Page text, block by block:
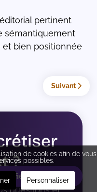
pertinent
sémantiquement
bien positionnée
les enchères sur
Article suivant
Suivant
?
questions et
votre rdv
de cookies afin de vous
possibles.
Personnaliser